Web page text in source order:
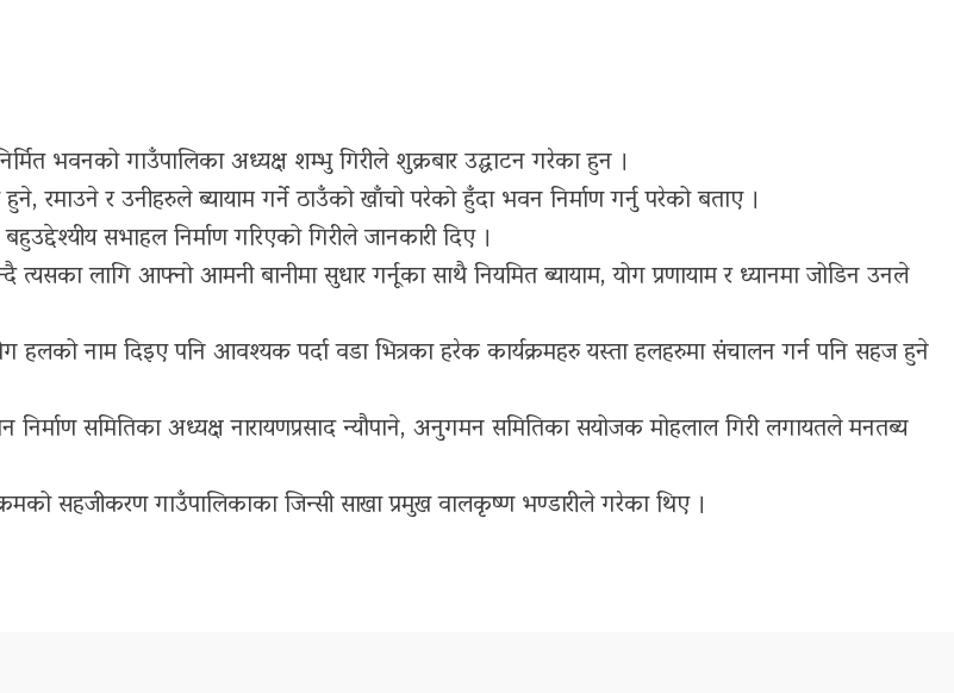
भवनको गाउँपालिका अध्यक्ष शम्भु गिरीले शुक्रबार उद्घाटन गरेका हुन ।
रमाउने र उनीहरुले ब्यायाम गर्ने ठाउँको खाँचो परेको हुँदा भवन निर्माण गर्नु परेको बताए ।
सभाहल निर्माण गरिएको गिरीले जानकारी दिए ।
लागि आफ्नो आमनी बानीमा सुधार गर्नूका साथै नियमित ब्यायाम, योग प्रणायाम र ध्यानमा जोडिन उनले
हलको नाम दिइए पनि आवश्यक पर्दा वडा भित्रका हरेक कार्यक्रमहरु यस्ता हलहरुमा संचालन गर्न पनि सहज हुने
समितिका अध्यक्ष नारायणप्रसाद न्यौपाने, अनुगमन समितिका सयोजक मोहलाल गिरी लगायतले मनतब्य
सहजीकरण गाउँपालिकाका जिन्सी साखा प्रमुख वालकृष्ण भण्डारीले गरेका थिए ।